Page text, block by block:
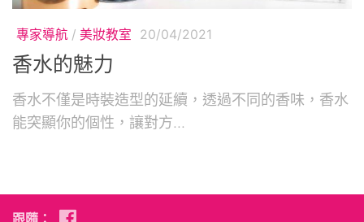
專家導航/ 美妝教室 20/04/2021
香水的魅力
香水不僅是時裝造型的延續，透過不同的香味，香水
能突顯你的個性，讓對方...
跟隨：